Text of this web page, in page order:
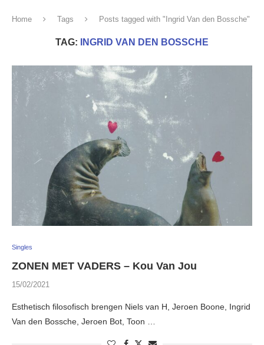
Home Tags Posts tagged with "Ingrid Van den Bossche"
TAG: INGRID VAN DEN BOSSCHE
Singles
ZONEN MET VADERS – Kou Van Jou
15/02/2021
Esthetisch filosofisch brengen Niels van H, Jeroen Boone, Ingrid
Van den Bossche, Jeroen Bot, Toon …